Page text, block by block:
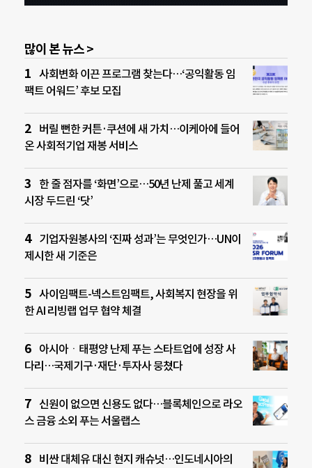
많이 본 뉴스 >
사회변화 이끈 프로그램 찾는다…‘공익활동 임
팩트 어워드’ 후보 모집
버릴 뻔한 커튼·쿠션에 새 가치…이케아에 들어
온 사회적기업 재봉 서비스
한 줄 점자를 ‘화면’으로…50년 난제 풀고 세계
시장 두드린 ‘닷’
기업자원봉사의 ‘진짜 성과’는 무엇인가…UN이
제시한 새 기준은
사이임팩트-넥스트임팩트, 사회복지 현장을 위
한 AI 리빙랩 업무 협약 체결
아시아ㆍ태평양 난제 푸는 스타트업에 성장 사
다리…국제기구·재단·투자사 뭉쳤다
신원이 없으면 신용도 없다…블록체인으로 라오
스 금융 소외 푸는 서울랩스
비싼 대체유 대신 현지 캐슈넛…인도네시아의